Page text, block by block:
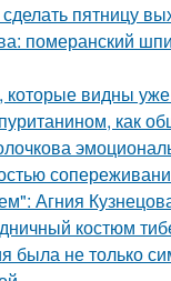
пятницу
померанский
которые видны
как
Агния
костюм
была не только